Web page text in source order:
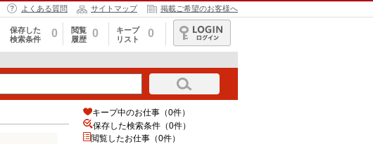
よくある質問 サイトマップ 掲載ご希望のお客様へ
保存した
検索条件
0
閲覧
履歴
0
キープ
リスト
0
ログイン
キープ中のお仕事（0件）
保存した検索条件（0件）
閲覧したお仕事（0件）